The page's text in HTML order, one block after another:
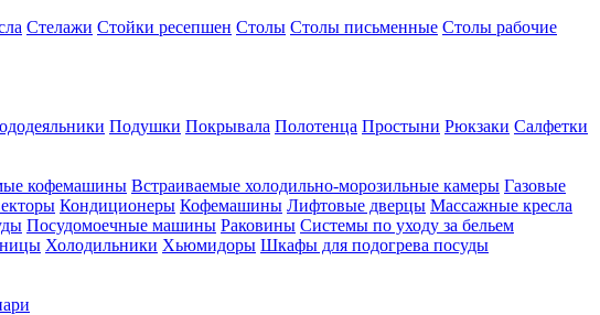
Стелажи Стойки ресепшен Столы Столы письменные Столы рабочие
Подушки Покрывала Полотенца Простыни Рюкзаки Салфетки
кофемашины Встраиваемые холодильно-морозильные камеры Газовые
Кондиционеры Кофемашины Лифтовые дверцы Массажные кресла
Посудомоечные машины Раковины Системы по уходу за бельем
Холодильники Хьюмидоры Шкафы для подогрева посуды